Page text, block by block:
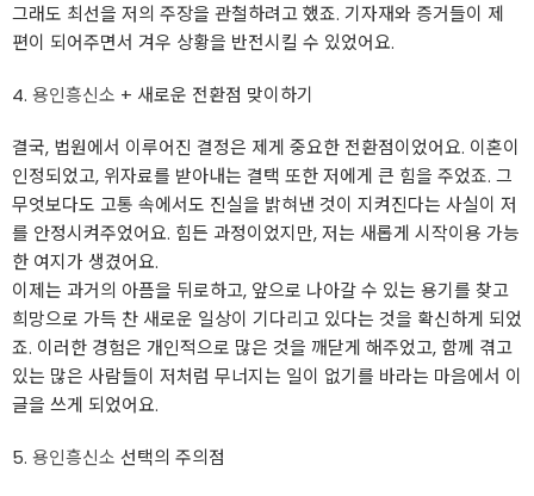
그래도 최선을 저의 주장을 관철하려고 했죠. 기자재와 증거들이 제
편이 되어주면서 겨우 상황을 반전시킬 수 있었어요.
4. 용인흥신소 + 새로운 전환점 맞이하기
결국, 법원에서 이루어진 결정은 제게 중요한 전환점이었어요. 이혼이
인정되었고, 위자료를 받아내는 결택 또한 저에게 큰 힘을 주었죠. 그
무엇보다도 고통 속에서도 진실을 밝혀낸 것이 지켜진다는 사실이 저
를 안정시켜주었어요. 힘든 과정이었지만, 저는 새롭게 시작이용 가능
한 여지가 생겼어요.
이제는 과거의 아픔을 뒤로하고, 앞으로 나아갈 수 있는 용기를 찾고
희망으로 가득 찬 새로운 일상이 기다리고 있다는 것을 확신하게 되었
죠. 이러한 경험은 개인적으로 많은 것을 깨닫게 해주었고, 함께 겪고
있는 많은 사람들이 저처럼 무너지는 일이 없기를 바라는 마음에서 이
글을 쓰게 되었어요.
5. 용인흥신소 선택의 주의점